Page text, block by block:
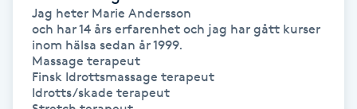
Gel naglar
Jag heter Marie Andersson
och har 14 års erfarenhet och jag har gått kurser
inom hälsa sedan år 1999.
Massage terapeut
Finsk Idrottsmassage terapeut
Idrotts/skade terapeut